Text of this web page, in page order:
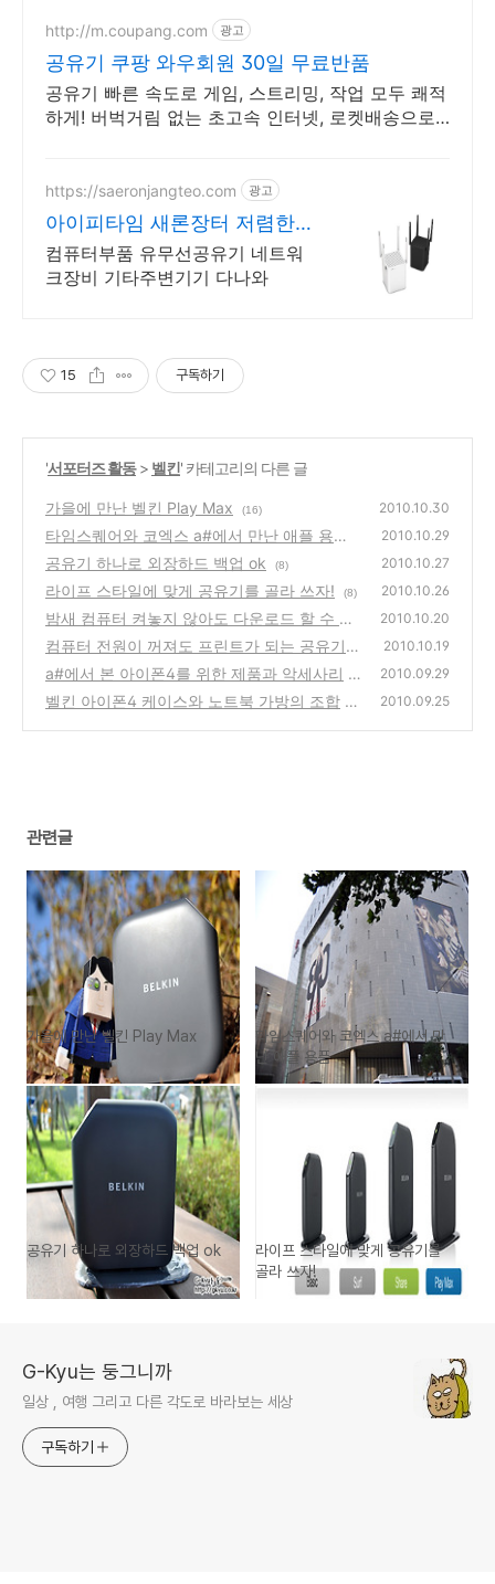
http://m.coupang.com 광고
공유기 쿠팡 와우회원 30일 무료반품
공유기 빠른 속도로 게임, 스트리밍, 작업 모두 쾌적
하게! 버벅거림 없는 초고속 인터넷, 로켓배송으로
https://saeronjangteo.com 광고
아이피타임 새론장터 저렴한
가격! 빠른배송!
컴퓨터부품 유무선공유기 네트워
크장비 기타주변기기 다나와
15 구독하기
'서포터즈 활동> 벨킨' 카테고리의 다른 글
가을에 만난 벨킨 Play Max (16) 2010.10.30
타임스퀘어와 코엑스 a#에서 만난 애플 용품
(6)
2010.10.29
공유기 하나로 외장하드 백업 ok (8) 2010.10.27
라이프 스타일에 맞게 공유기를 골라 쓰자! (8) 2010.10.26
밤새 컴퓨터 켜놓지 않아도 다운로드 할 수 있
는 방법
(18)
2010.10.20
컴퓨터 전원이 꺼져도 프린트가 되는 공유기가
있다
(8)
2010.10.19
a#에서 본 아이폰4를 위한 제품과 악세사리
(29)
2010.09.29
벨킨 아이폰4 케이스와 노트북 가방의 조합
(2
2010.09.25
관련글
가을에 만난 벨킨 Play Max
타임스퀘어와 코엑스 a#에서 만
난 애플 용품
공유기 하나로 외장하드 백업 ok
라이프 스타일에 맞게 공유기를
골라 쓰자!
G-Kyu는 둥그니까
일상 , 여행 그리고 다른 각도로 바라보는 세상
구독하기